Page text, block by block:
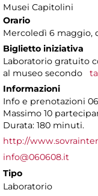
Musei Capitolini
Orario
Mercoledì 6 maggio,
Biglietto iniziativa
Laboratorio gratuito
al museo secondo
Informazioni
Info e prenotazioni
Massimo 10
Durata: 180 minuti.
http://
info@060608.it
Tipo
Laboratorio